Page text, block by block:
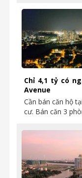
Chỉ 4,1 tỷ có
Avenue
Cần bán căn hộ
cư. Bán căn 3